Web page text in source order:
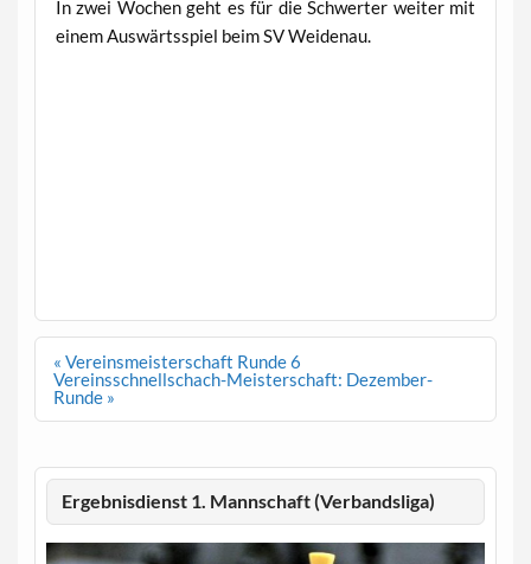
In zwei Wochen geht es für die Schwerter weiter mit
einem Auswärtsspiel beim SV Weidenau.
Beitragsnavigation
« Vereinsmeisterschaft Runde 6
Vereinsschnellschach-Meisterschaft: Dezember-
Runde »
Ergebnisdienst 1. Mannschaft (Verbandsliga)